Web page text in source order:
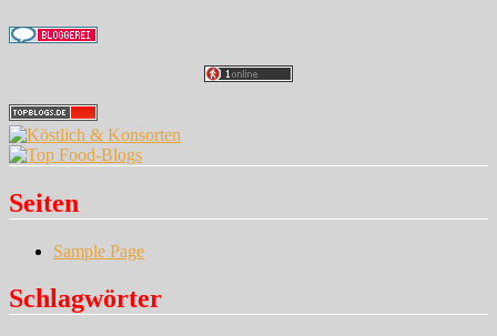
Seiten
Sample Page
Schlagwörter